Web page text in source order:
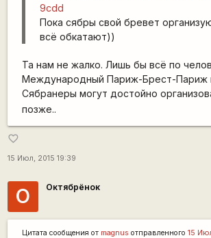
9cdd
Пока сябры свой бревет
всё обкатают))
Та нам не жалко. Лишь бы всё по
Международный Париж-Брест-Париж
Сябранеры могут достойно
позже..
favorite_border
15 Июл, 2015 19:39
О Октябрёнок
Цитата сообщения от magnus отправленного 15